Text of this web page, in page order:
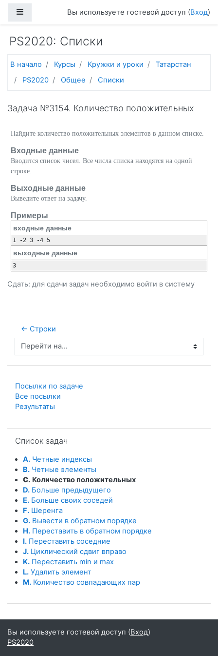
Боковая панельВы используете гостевой доступ (Вход)
PS2020: Списки
В начало Курсы Кружки и уроки
Татарстан
PS2020
Общее Списки
Задача №3154. Количество положительных
Найдите количество положительных элементов в данном списке.
Входные данные
Вводится список чисел. Все числа списка находятся на одной
строке.
Выходные данные
Выведите ответ на задачу.
Примеры
входные данные
выходные данные
Сдать: для сдачи задач необходимо войти в систему
← Строки
Перейти на...
Посылки по задаче
Все посылки
Результаты
Список задач
A. Четные индексы
B. Четные элементы
C. Количество положительных
D. Больше предыдущего
E. Больше своих соседей
F. Шеренга
G. Вывести в обратном порядке
H. Переставить в обратном порядке
I. Переставить соседние
J. Циклический сдвиг вправо
K. Переставить min и max
L. Удалить элемент
M. Количество совпадающих пар
Вы используете гостевой доступ (Вход)
PS2020